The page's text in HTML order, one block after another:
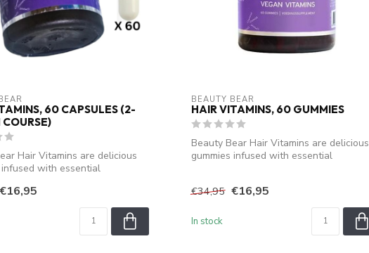
60 CAPSULES (2-
Hair Vitamins are delicious
infused with essential
€16,95
BEAUTY BEAR
HAIR VITAMINS, 60 GUMMIES
Beauty Bear Hair Vitamins are delicious
gummies infused with essential
€34,95 €16,95
In stock